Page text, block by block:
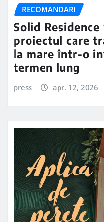
RECOMANDARI
Solid
proiectul care
la mare într-o
termen lung
press apr. 12, 2026